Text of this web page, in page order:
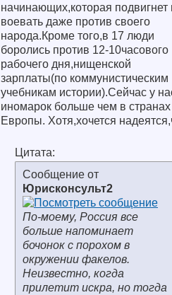
начинающих,которая подвигнет
воевать даже против своего
народа.Кроме того,в 17 люди
боролись против 12-10часового
рабочего дня,нищенской
зарплаты(по коммунистическим
учебникам истории).Сейчас у
иномарок больше чем в странах
Европы. Хотя,хочется
Цитата:
Сообщение от
Юрисконсульт2
По-моему, Россия все
больше напоминает
бочонок с порохом в
окружении факелов.
Неизвестно, когда
прилетит искра, но тогда